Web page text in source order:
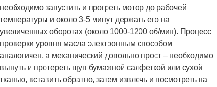
необходимо запустить и прогреть мотор до рабочей
температуры и около 3-5 минут держать его на
увеличенных оборотах (около 1000-1200 об/мин). Процесс
проверки уровня масла электронным способом
аналогичен, а механический довольно прост – необходимо
вынуть и протереть щуп бумажной салфеткой или сухой
тканью, вставить обратно, затем извлечь и посмотреть на